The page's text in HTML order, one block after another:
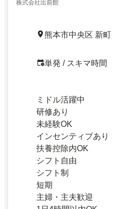
株式会社出前館
熊本市中央区 新町
単発 / スキマ時間
ミドル活躍中
研修あり
未経験OK
インセンティブあり
扶養控除内OK
シフト自由
シフト制
短期
主婦・主夫歓迎